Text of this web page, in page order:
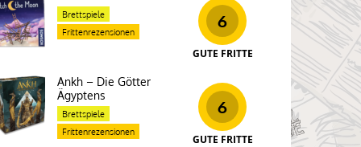
6
GUTE FRITTE
Brettspiele
Frittenrezensionen
6
GUTE FRITTE
Ankh – Die Götter
Ägyptens
Brettspiele
Frittenrezensionen